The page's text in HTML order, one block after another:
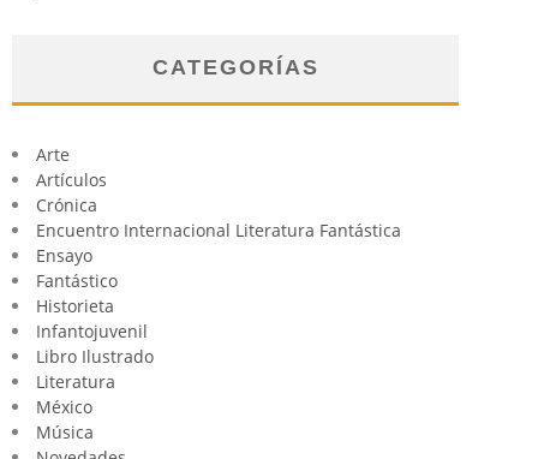
CATEGORÍAS
Arte
Artículos
Crónica
Encuentro Internacional Literatura Fantástica
Ensayo
Fantástico
Historieta
Infantojuvenil
Libro Ilustrado
Literatura
México
Música